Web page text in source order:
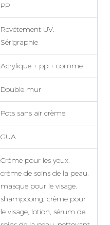
PP
Revêtement UV.
Sérigraphie
Acrylique + pp + comme
Double mur
Pots sans air crème
GUA
Crème pour les yeux,
crème de soins de la peau,
masque pour le visage,
shampooing, crème pour
le visage, lotion, sérum de